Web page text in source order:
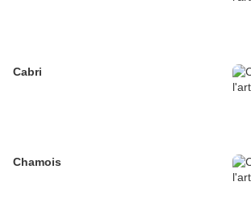
Cabri
Chamois